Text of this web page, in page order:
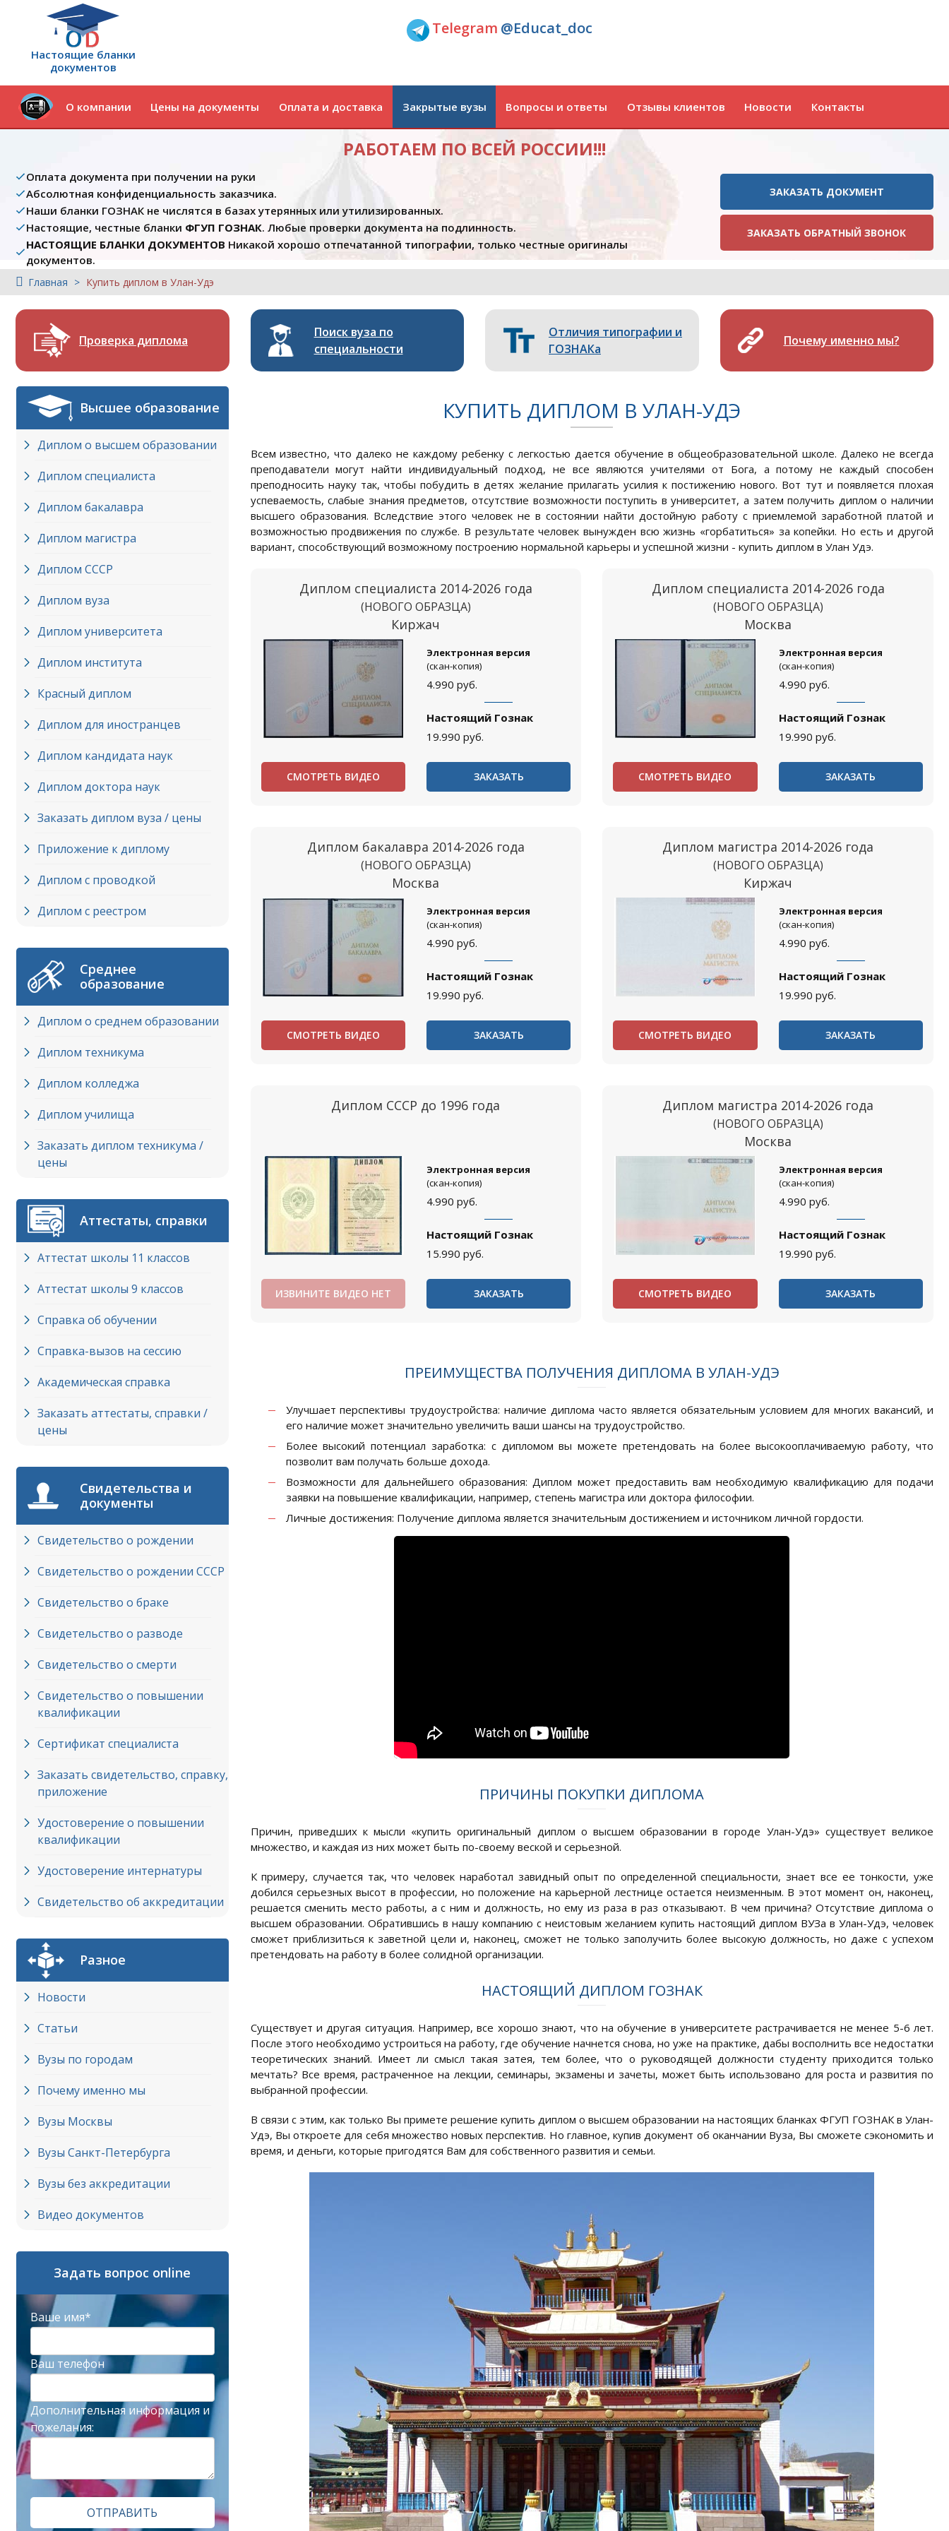
Настоящие бланки
документов
Telegram @Educat_doc
О компании Цены на документы Оплата и доставка Закрытые вузы Вопросы и ответы Отзывы клиентов Новости Контакты
РАБОТАЕМ ПО ВСЕЙ РОССИИ!!!
Оплата документа при получении на руки
Абсолютная конфиденциальность заказчика.
Наши бланки ГОЗНАК не числятся в базах утерянных или утилизированных.
Настоящие, честные бланки ФГУП ГОЗНАК. Любые проверки документа на подлинность.
НАСТОЯЩИЕ БЛАНКИ ДОКУМЕНТОВ Никакой хорошо отпечатанной типографии, только честные оригиналы
документов.
ЗАКАЗАТЬ ДОКУМЕНТ
ЗАКАЗАТЬ ОБРАТНЫЙ ЗВОНОК
Главная Купить диплом в Улан-Удэ
Проверка диплома
Поиск вуза по
специальности
Отличия типографии и
ГОЗНАКа
Почему именно мы?
Высшее образование
Диплом о высшем образовании
Диплом специалиста
Диплом бакалавра
Диплом магистра
Диплом СССР
Диплом вуза
Диплом университета
Диплом института
Красный диплом
Диплом для иностранцев
Диплом кандидата наук
Диплом доктора наук
Заказать диплом вуза / цены
Приложение к диплому
Диплом с проводкой
Диплом с реестром
Среднее
образование
Диплом о среднем образовании
Диплом техникума
Диплом колледжа
Диплом училища
Заказать диплом техникума /
цены
Аттестаты, справки
Аттестат школы 11 классов
Аттестат школы 9 классов
Справка об обучении
Справка-вызов на сессию
Академическая справка
Заказать аттестаты, справки /
цены
Свидетельства и
документы
Свидетельство о рождении
Свидетельство о рождении СССР
Свидетельство о браке
Свидетельство о разводе
Свидетельство о смерти
Свидетельство о повышении
квалификации
Сертификат специалиста
Заказать свидетельство, справку,
приложение
Удостоверение о повышении
квалификации
Удостоверение интернатуры
Свидетельство об аккредитации
Разное
Новости
Статьи
Вузы по городам
Почему именно мы
Вузы Москвы
Вузы Cанкт-Петербурга
Вузы без аккредитации
Видео документов
Задать вопрос online
Ваше имя*
Ваш телефон
Дополнительная информация и
пожелания:
ОТПРАВИТЬ
КУПИТЬ ДИПЛОМ В УЛАН-УДЭ
Всем известно, что далеко не каждому ребенку с легкостью дается обучение в общеобразовательной школе. Далеко не всегда
преподаватели могут найти индивидуальный подход, не все являются учителями от Бога, а потому не каждый способен
преподносить науку так, чтобы побудить в детях желание прилагать усилия к постижению нового. Вот тут и появляется плохая
успеваемость, слабые знания предметов, отсутствие возможности поступить в университет, а затем получить диплом о наличии
высшего образования. Вследствие этого человек не в состоянии найти достойную работу с приемлемой заработной платой и
возможностью продвижения по службе. В результате человек вынужден всю жизнь «горбатиться» за копейки. Но есть и другой
вариант, способствующий возможному построению нормальной карьеры и успешной жизни - купить диплом в Улан Удэ.
Диплом специалиста 2014-2026 года
(НОВОГО ОБРАЗЦА)
Киржач
Электронная версия
(скан-копия)
4.990 руб.
Настоящий Гознак
19.990 руб.
СМОТРЕТЬ ВИДЕО ЗАКАЗАТЬ
Диплом специалиста 2014-2026 года
(НОВОГО ОБРАЗЦА)
Москва
Электронная версия
(скан-копия)
4.990 руб.
Настоящий Гознак
19.990 руб.
СМОТРЕТЬ ВИДЕО ЗАКАЗАТЬ
Диплом бакалавра 2014-2026 года
(НОВОГО ОБРАЗЦА)
Москва
Электронная версия
(скан-копия)
4.990 руб.
Настоящий Гознак
19.990 руб.
СМОТРЕТЬ ВИДЕО ЗАКАЗАТЬ
Диплом магистра 2014-2026 года
(НОВОГО ОБРАЗЦА)
Киржач
Электронная версия
(скан-копия)
4.990 руб.
Настоящий Гознак
19.990 руб.
СМОТРЕТЬ ВИДЕО ЗАКАЗАТЬ
Диплом СССР до 1996 года
Электронная версия
(скан-копия)
4.990 руб.
Настоящий Гознак
15.990 руб.
ИЗВИНИТЕ ВИДЕО НЕТ ЗАКАЗАТЬ
Диплом магистра 2014-2026 года
(НОВОГО ОБРАЗЦА)
Москва
Электронная версия
(скан-копия)
4.990 руб.
Настоящий Гознак
19.990 руб.
СМОТРЕТЬ ВИДЕО ЗАКАЗАТЬ
ПРЕИМУЩЕСТВА ПОЛУЧЕНИЯ ДИПЛОМА В УЛАН-УДЭ
Улучшает перспективы трудоустройства: наличие диплома часто является обязательным условием для многих вакансий, и
его наличие может значительно увеличить ваши шансы на трудоустройство.
Более высокий потенциал заработка: с дипломом вы можете претендовать на более высокооплачиваемую работу, что
позволит вам получать больше дохода.
Возможности для дальнейшего образования: Диплом может предоставить вам необходимую квалификацию для подачи
заявки на повышение квалификации, например, степень магистра или доктора философии.
Личные достижения: Получение диплома является значительным достижением и источником личной гордости.
ПРИЧИНЫ ПОКУПКИ ДИПЛОМА
Причин, приведших к мысли «купить оригинальный диплом о высшем образовании в городе Улан-Удэ» существует великое
множество, и каждая из них может быть по-своему веской и серьезной.
К примеру, случается так, что человек наработал завидный опыт по определенной специальности, знает все ее тонкости, уже
добился серьезных высот в профессии, но положение на карьерной лестнице остается неизменным. В этот момент он, наконец,
решается сменить место работы, а с ним и должность, но ему из раза в раз отказывают. В чем причина? Отсутствие диплома о
высшем образовании. Обратившись в нашу компанию с неистовым желанием купить настоящий диплом ВУЗа в Улан-Удэ, человек
сможет приблизиться к заветной цели и, наконец, сможет не только заполучить более высокую должность, но даже с успехом
претендовать на работу в более солидной организации.
НАСТОЯЩИЙ ДИПЛОМ ГОЗНАК
Существует и другая ситуация. Например, все хорошо знают, что на обучение в университете растрачивается не менее 5-6 лет.
После этого необходимо устроиться на работу, где обучение начнется снова, но уже на практике, дабы восполнить все недостатки
теоретических знаний. Имеет ли смысл такая затея, тем более, что о руководящей должности студенту приходится только
мечтать? Все время, растраченное на лекции, семинары, экзамены и зачеты, может быть использовано для роста и развития по
выбранной профессии.
В связи с этим, как только Вы примете решение купить диплом о высшем образовании на настоящих бланках ФГУП ГОЗНАК в Улан-
Удэ, Вы откроете для себя множество новых перспектив. Но главное, купив документ об оканчании Вуза, Вы сможете сэкономить и
время, и деньги, которые пригодятся Вам для собственного развития и семьи.